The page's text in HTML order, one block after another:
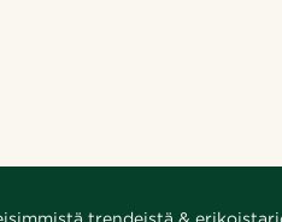
trendeistä &